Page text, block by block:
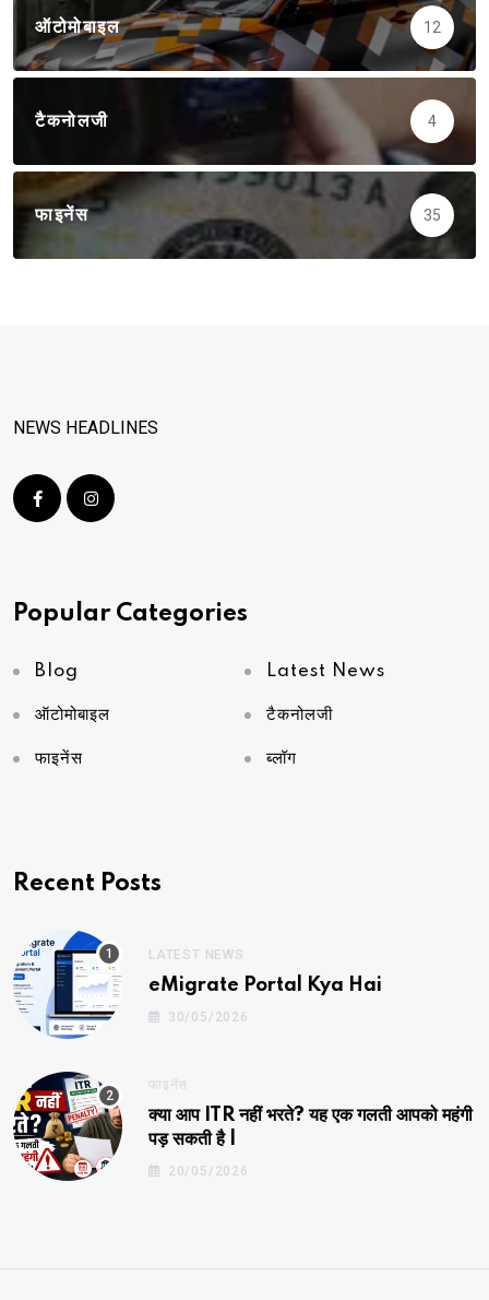
ऑटोमोबाइल 12
टैकनोलजी 4
फाइनेंस 35
NEWS HEADLINES
Popular Categories
Blog Latest News
ऑटोमोबाइल टैकनोलजी
फाइनेंस ब्लॉग
Recent Posts
LATEST NEWS
eMigrate Portal Kya Hai
30/05/2026
फाइनेंस
क्या आप ITR नहीं भरते? यह एक गलती आपको महंगी
पड़ सकती है |
20/05/2026